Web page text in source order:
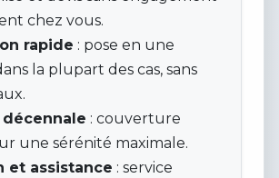
chez vous.
rapide : pose en une
la plupart des cas, sans
décennale : couverture
une sérénité maximale.
et assistance : service